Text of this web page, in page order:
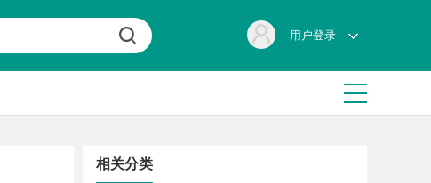
用户登录
相关分类